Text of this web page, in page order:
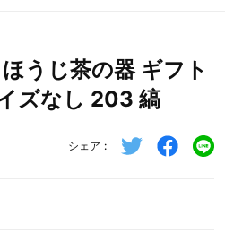
うじ茶の器 ギフト
ズなし 203 縞
シェア